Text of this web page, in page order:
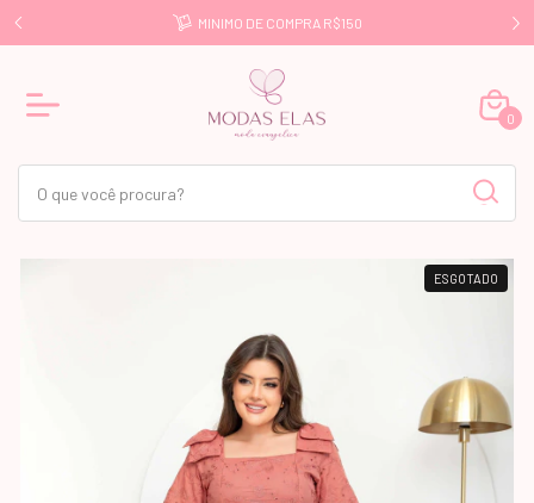
R$499 MINIMO DE COMPRA R$150
0
ESGOTADO